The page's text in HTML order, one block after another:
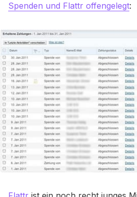
Spenden und Flattr offengelegt: